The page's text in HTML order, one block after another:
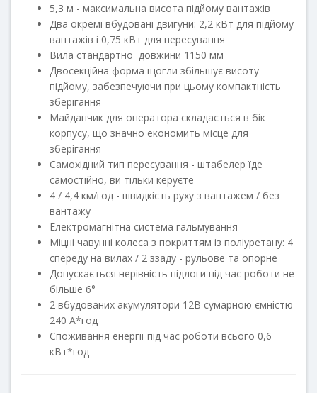
5,3 м - максимальна висота підйому вантажів
Два окремі вбудовані двигуни: 2,2 кВт для підйому
вантажів і 0,75 кВт для пересування
Вила стандартної довжини 1150 мм
Двосекційна форма щогли збільшує висоту
підйому, забезпечуючи при цьому компактність
зберігання
Майданчик для оператора складається в бік
корпусу, що значно економить місце для
зберігання
Самохідний тип пересування - штабелер їде
самостійно, ви тільки керуєте
4 / 4,4 км/год - швидкість руху з вантажем / без
вантажу
Електромагнітна система гальмування
Міцні чавунні колеса з покриттям із поліуретану: 4
спереду на вилах / 2 ззаду - рульове та опорне
Допускається нерівність підлоги під час роботи не
більше 6°
2 вбудованих акумулятори 12В сумарною ємністю
240 А*год
Споживання енергії під час роботи всього 0,6
кВт*год